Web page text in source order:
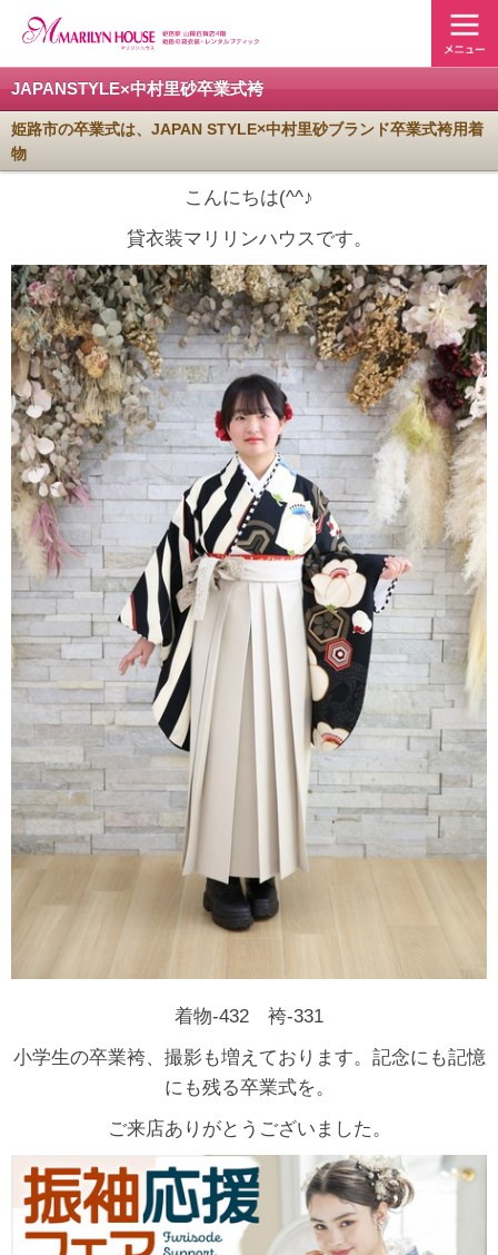
JAPANSTYLE×中村里砂卒業式袴
姫路市の卒業式は、JAPAN STYLE×中村里砂ブランド卒業式袴用着
物
こんにちは(^^♪
貸衣装マリリンハウスです。
着物-432 袴-331
小学生の卒業袴、撮影も増えております。記念にも記憶
にも残る卒業式を。
ご来店ありがとうございました。